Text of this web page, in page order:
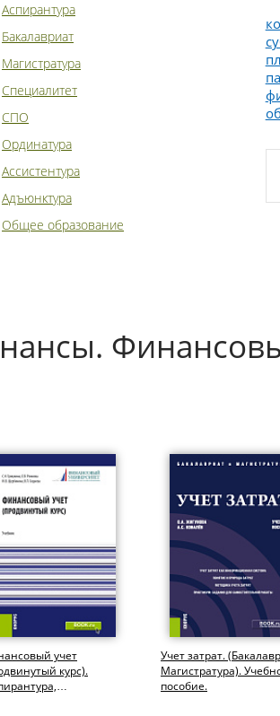
Аспирантура
Бакалавриат
Магистратура
Специалитет
СПО
Ординатура
Ассистентура
Адъюнктура
Общее образование
учет
курс).
Учет затрат.
Магистратура).
пособие.